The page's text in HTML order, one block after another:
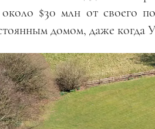
около $30 млн от своего
домом, даже когда